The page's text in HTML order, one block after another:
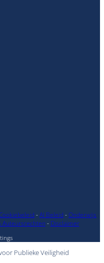
-AI Beleid -Onderwijs
Auteursrechten - Disclaimer
Publieke Veiligheid